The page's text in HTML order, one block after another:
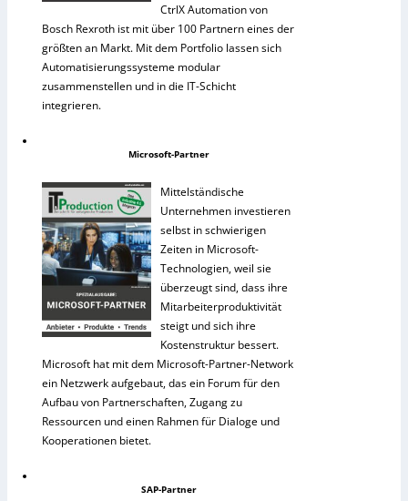
CtrlX Automation von
Bosch Rexroth ist mit über 100 Partnern eines der
größten an Markt. Mit dem Portfolio lassen sich
Automatisierungssysteme modular
zusammenstellen und in die IT-Schicht
integrieren.
Microsoft-Partner
Mittelständische
Unternehmen investieren
selbst in schwierigen
Zeiten in Microsoft-
Technologien, weil sie
überzeugt sind, dass ihre
Mitarbeiterproduktivität
steigt und sich ihre
Kostenstruktur bessert.
Microsoft hat mit dem Microsoft-Partner-Network
ein Netzwerk aufgebaut, das ein Forum für den
Aufbau von Partnerschaften, Zugang zu
Ressourcen und einen Rahmen für Dialoge und
Kooperationen bietet.
SAP-Partner